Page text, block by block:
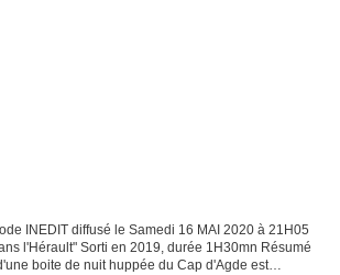
INEDIT diffusé le Samedi 16 MAI 2020 à 21H05
l'Hérault" Sorti en 2019, durée 1H30mn Résumé
boite de nuit huppée du Cap d'Agde est